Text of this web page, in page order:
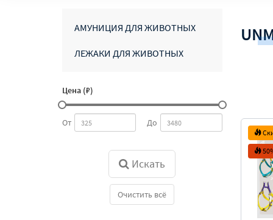
АМУНИЦИЯ ДЛЯ ЖИВОТНЫХ
ЛЕЖАКИ ДЛЯ ЖИВОТНЫХ
Цена (₽)
От До
Искать
Очистить всё